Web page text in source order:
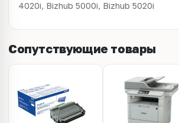
4020i, Bizhub 5000i, Bizhub 5020i
Сопутствующие товары